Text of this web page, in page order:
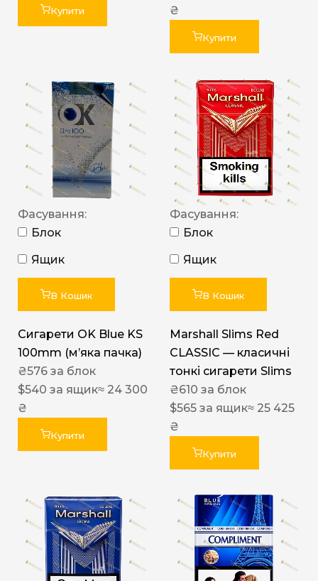
Купити
₴
Купити
Фасування:
Блок
Ящик
В Кошик
Сигарети OK Blue KS
100mm (м’яка пачка)
₴576 за блок
$540 за ящик≈ 24 300
₴
Купити
Фасування:
Блок
Ящик
В Кошик
Marshall Slims Red
CLASSIC — класичні
тонкі сигарети Slims
₴610 за блок
$565 за ящик≈ 25 425
₴
Купити